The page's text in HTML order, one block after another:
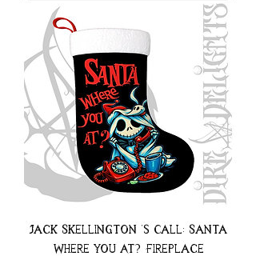
Jack Skellington 's Call: Santa
Where You At? Fireplace